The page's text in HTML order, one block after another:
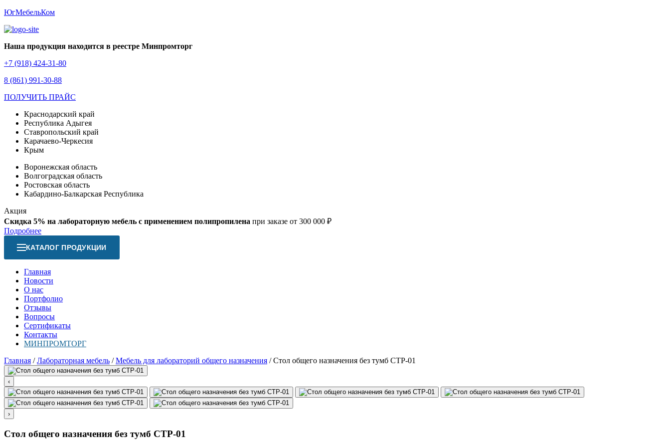
ЮгМебельКом
Наша продукция находится в реестре Минпромторг
+7 (918) 424-31-80
8 (861) 991-30-88
ПОЛУЧИТЬ ПРАЙС
Краснодарский край
Республика Адыгея
Ставропольский край
Карачаево-Черкесия
Крым
Воронежская область
Волгоградская область
Ростовская область
Кабардино-Балкарская Республика
Акция
Скидка 5% на лабораторную мебель с применением полипропилена при заказе от 300 000 ₽
Подробнее
КАТАЛОГ ПРОДУКЦИИ
Главная
Новости
О нас
Портфолио
Отзывы
Вопросы
Сертификаты
Контакты
МИНПРОМТОРГ
Главная / Лабораторная мебель / Мебель для лабораторий общего назначения / Стол общего назначения без тумб СТР-01
‹
›
Стол общего назначения без тумб СТР-01